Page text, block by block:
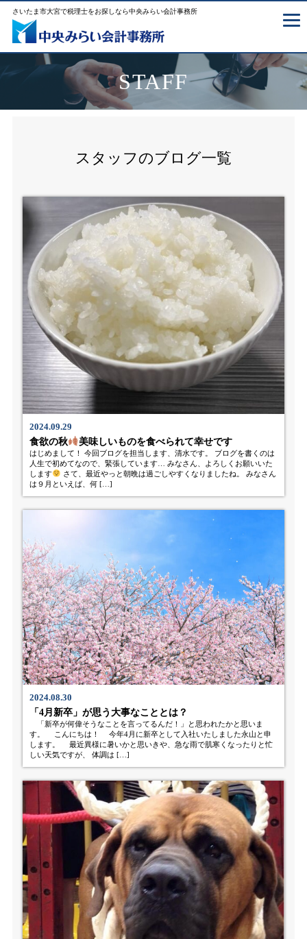
さいたま市大宮で税理士をお探しなら中央みらい会計事務所
STAFF
スタッフのブログ一覧
2024.09.29
食欲の秋 美味しいものを食べられて幸せです
はじめまして！ 今回ブログを担当します、清水です。 ブログを書くのは
人生で初めてなので、緊張しています… みなさん、よろしくお願いいた
します
さて、最近やっと朝晩は過ごしやすくなりましたね。 みなさん
は９月といえば、何 […]
2024.08.30
「4月新卒」が思う大事なこととは？
「新卒が何偉そうなことを言ってるんだ！」と思われたかと思いま
す。 こんにちは！ 今年4月に新卒として入社いたしました永山と申
します。 最近異様に暑いかと思いきや、急な雨で肌寒くなったりと忙
しい天気ですが、 体調は […]